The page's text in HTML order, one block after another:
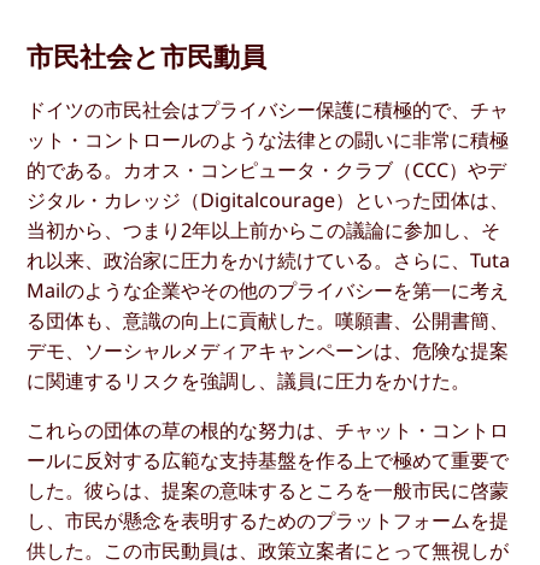
市民社会と市民動員
ドイツの市民社会はプライバシー保護に積極的で、チャ
ット・コントロールのような法律との闘いに非常に積極
的である。カオス・コンピュータ・クラブ（CCC）やデ
ジタル・カレッジ（Digitalcourage）といった団体は、
当初から、つまり2年以上前からこの議論に参加し、そ
れ以来、政治家に圧力をかけ続けている。さらに、Tuta
Mailのような企業やその他のプライバシーを第一に考え
る団体も、意識の向上に貢献した。嘆願書、公開書簡、
デモ、ソーシャルメディアキャンペーンは、危険な提案
に関連するリスクを強調し、議員に圧力をかけた。
これらの団体の草の根的な努力は、チャット・コントロ
ールに反対する広範な支持基盤を作る上で極めて重要で
した。彼らは、提案の意味するところを一般市民に啓蒙
し、市民が懸念を表明するためのプラットフォームを提
供した。この市民動員は、政策立案者にとって無視しが